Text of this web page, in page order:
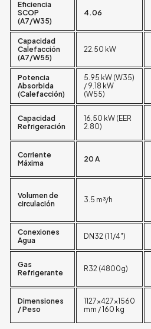
Eficiencia
SCOP
(A7/W35)
4.06
Capacidad
Calefacción
(A7/W55)
22.50 kW
Potencia
Absorbida
(Calefacción)
5.95 kW (W35)
/ 9.18 kW
(W55)
Capacidad
Refrigeración
16.50 kW (EER
2.80)
Corriente
Máxima
20 A
Volumen de
circulación
3.5 m³/h
Conexiones
Agua
DN32 (1 1/4")
Gas
Refrigerante
R32 (4800g)
Dimensiones
/ Peso
1127×427×1560
mm / 160 kg